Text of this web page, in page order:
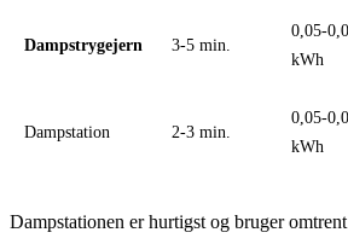
Dampstrygejern 3-5 min.
0,05-
kWh
Dampstation 2-3 min.
0,05-
kWh
Dampstationen er hurtigst og bruger